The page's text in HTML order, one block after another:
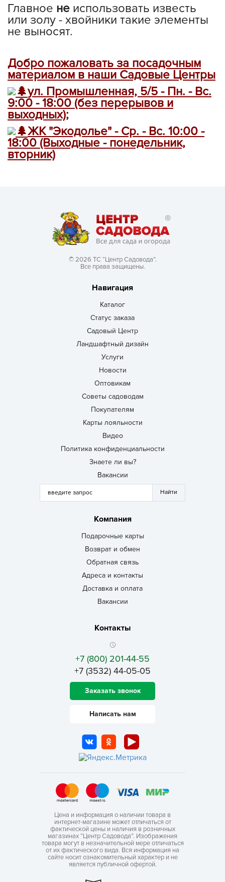
Главное не использовать известь
или золу - хвойники такие элементы
не выносят.
Добро пожаловать за посадочным
материалом в наши Садовые Центры
ул. Промышленная, 5/5 - Пн. - Вс.
9:00 - 18:00 (без перерывов и
выходных);
ЖК "Экодолье" - Ср. - Вс. 10:00 -
18:00 (Выходные - понедельник,
вторник)
© 2026 ТС “Центр Садовода”.
Все права защищены.
Навигация
Каталог
Статус заказа
Садовый Центр
Ландшафтный дизайн
Услуги
Новости
Оптовикам
Советы садоводам
Покупателям
Карты лояльности
Видео
Политика конфиденциальности
Знаете ли вы?
Вакансии
Компания
Подарочные карты
Возврат и обмен
Обратная связь
Адреса и контакты
Доставка и оплата
Вакансии
Контакты
+7 (800) 201-44-55
+7 (3532) 44-05-05
Заказать звонок
Написать нам
Цена и информация о наличии товара в
интернет-магазине может отличаться от
фактической цены и наличия в розничных
магазинах “Центр Садовода”. Изображения
товара могут в незначительной мере отличаться
от их фактического вида. Вся информация на
сайте носит ознакомительный характер и не
является публичной офертой.